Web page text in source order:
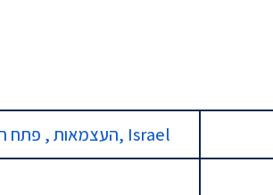
65 העצמאות , פתח תקווה, Israel